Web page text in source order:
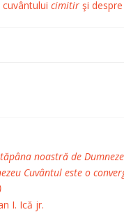
cuvântuluicimitir şi
noastră de
Cuvântul este o
I. Ică jr.